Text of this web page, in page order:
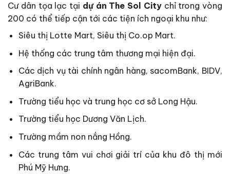
Cư dân tọa lạc tại dự án The Sol City chỉ trong vòng
200 có thể tiếp cận tới các tiện ích ngoại khu như:
Siêu thị Lotte Mart, Siêu thị Co.op Mart.
Hệ thống các trung tâm thương mại hiện đại.
Các dịch vụ tài chính ngân hàng, sacomBank, BIDV,
AgriBank.
Trường tiểu học và trung học cơ sở Long Hậu.
Trường tiểu học Dương Văn Lịch.
Trường mầm non nắng Hồng.
Các trung tâm vui chơi giải trí của khu đô thị mới
Phú Mỹ Hưng.